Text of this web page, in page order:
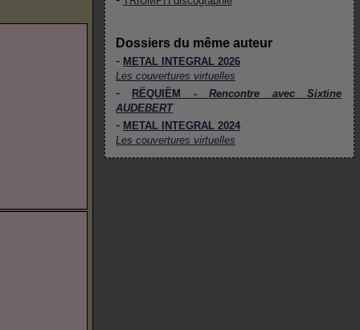
Dossiers du même auteur
- METAL INTEGRAL 2026
Les couvertures virtuelles
- RËQUIËM -Rencontre avec Sixtine
AUDEBERT
- METAL INTEGRAL 2024
Les couvertures virtuelles